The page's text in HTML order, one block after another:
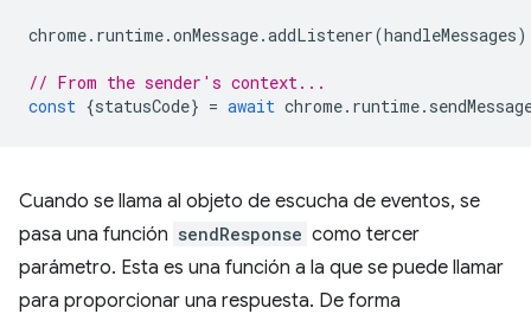
chrome. runtime.onMessage.addListener(handleMessages
// From the sender's context...
const {statusCode} = await chrome. runtime.
Cuando se llama al objeto de escucha de eventos, se
pasa una función sendResponse como tercer
parámetro. Esta es una función a la que se puede llamar
para proporcionar una respuesta. De forma